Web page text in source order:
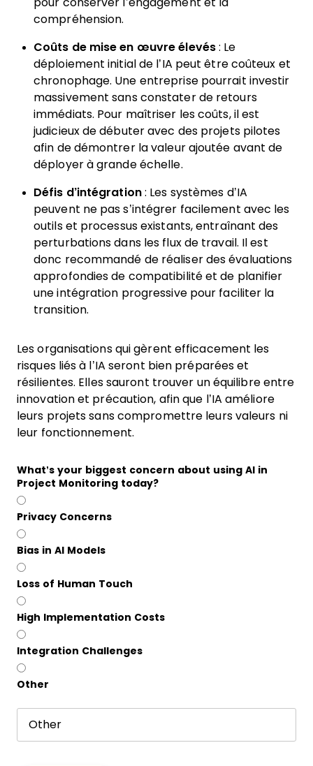
pour conserver l’engagement et la
compréhension.
Coûts de mise en œuvre élevés: Le
déploiement initial de l’IA peut être coûteux et
chronophage. Une entreprise pourrait investir
massivement sans constater de retours
immédiats. Pour maîtriser les coûts, il est
judicieux de débuter avec des projets pilotes
afin de démontrer la valeur ajoutée avant de
déployer à grande échelle.
Défis d’intégration: Les systèmes d’IA
peuvent ne pas s’intégrer facilement avec les
outils et processus existants, entraînant des
perturbations dans les flux de travail. Il est
donc recommandé de réaliser des évaluations
approfondies de compatibilité et de planifier
une intégration progressive pour faciliter la
transition.
Les organisations qui gèrent efficacement les
risques liés à l’IA seront bien préparées et
résilientes. Elles sauront trouver un équilibre entre
innovation et précaution, afin que l’IA améliore
leurs projets sans compromettre leurs valeurs ni
leur fonctionnement.
What’s your biggest concern about using AI in
Project Monitoring today?
Privacy Concerns
Bias in AI Models
Loss of Human Touch
High Implementation Costs
Integration Challenges
Other